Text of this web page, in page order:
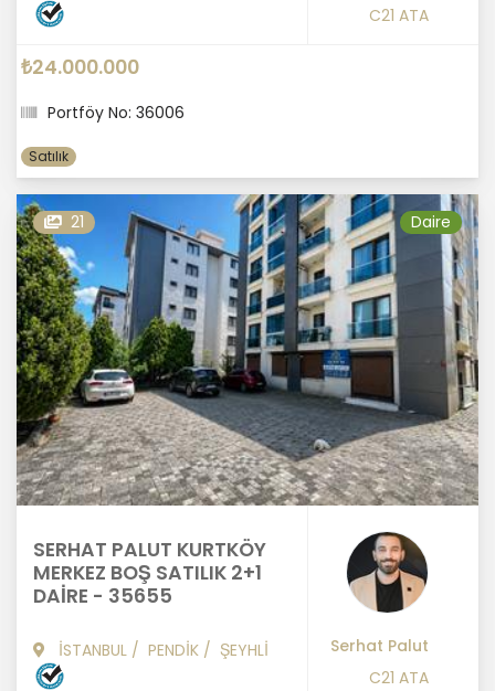
C21 ATA
₺24.000.000
Portföy No: 36006
Satılık
21 Daire
SERHAT PALUT KURTKÖY
MERKEZ BOŞ SATILIK 2+1
DAİRE - 35655
İSTANBUL / PENDİK / ŞEYHLİ
Serhat Palut
C21 ATA